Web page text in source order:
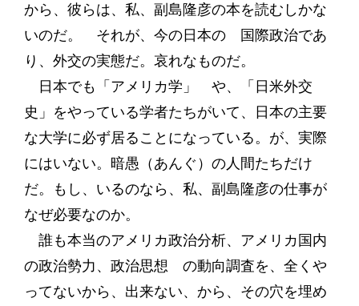
から、彼らは、私、副島隆彦の本を読むしかな
いのだ。 それが、今の日本の 国際政治であ
り、外交の実態だ。哀れなものだ。
日本でも「アメリカ学」 や、「日米外交
史」をやっている学者たちがいて、日本の主要
な大学に必ず居ることになっている。が、実際
にはいない。暗愚（あんぐ）の人間たちだけ
だ。もし、いるのなら、私、副島隆彦の仕事が
なぜ必要なのか。
誰も本当のアメリカ政治分析、アメリカ国内
の政治勢力、政治思想 の動向調査を、全くや
ってないから、出来ない、から、その穴を埋め